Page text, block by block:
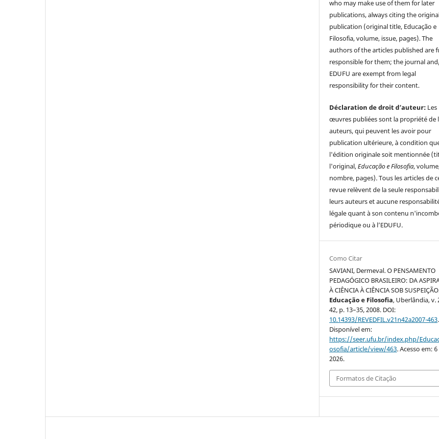
who may make use of them for later
publications, always citing the
publication (original title, Educação e
Filosofia, volume, issue, pages). The
authors of the articles published are
responsible for them; the journal
EDUFU are exempt from legal
responsibility for their content.
Déclaration de droit d’auteur: Les
œuvres publiées sont la propriété de
auteurs, qui peuvent les avoir pour
publication ultérieure, à condition
l'édition originale soit mentionnée
l'original,Educação e Filosofia,
nombre, pages). Tous les articles de
revue relèvent de la seule
leurs auteurs et aucune
légale quant à son contenu
périodique ou à l’EDUFU.
Como Citar
SAVIANI, Dermeval. O PENSAMENTO
PEDAGÓGICO BRASILEIRO: DA
À CIÊNCIA À CIÊNCIA SOB
Educação e Filosofia, Uberlândia, v.
42, p. 13–35, 2008. DOI:
10.14393/REVEDFIL.v21n42a2007-463.
Disponível em:
https://seer.ufu.br/index.php/
osofia/article/view/463. Acesso em:
2026.
Formatos de Citação